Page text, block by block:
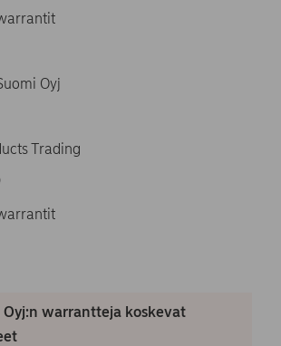
Oyj
Trading
39
Oyj:n warrantteja koskevat